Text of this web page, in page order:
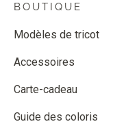
BOUTIQUE
Modèles de tricot
Accessoires
Carte-cadeau
Guide des coloris